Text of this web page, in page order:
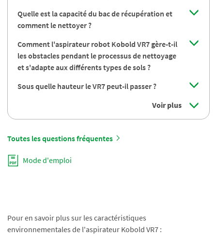
Quelle est la capacité du bac de récupération et
comment le nettoyer ?
Comment l'aspirateur robot Kobold VR7 gère-t-il
les obstacles pendant le processus de nettoyage
et s'adapte aux différents types de sols ?
Sous quelle hauteur le VR7 peut-il passer ?
Voir plus
Toutes les questions fréquentes
Mode d'emploi
Pour en savoir plus sur les caractéristiques
environnementales de l'aspirateur Kobold VR7 :